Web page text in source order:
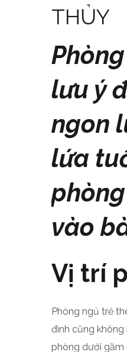
THỦY
lưu ý
ngon
lứa
vào
Vị trí
Phòng ngủ trẻ
đình cũng không
phòng dưới gầm